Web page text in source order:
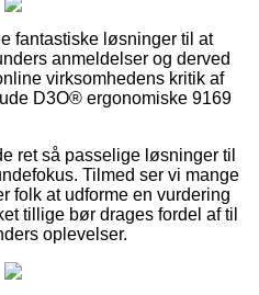
fantastiske løsninger til at
anmeldelser og derved
virksomhedens kritik af
D3O® ergonomiske 9169
ret så passelige løsninger til
Tilmed ser vi mange
folk at udforme en vurdering
tillige bør drages fordel af til
oplevelser.